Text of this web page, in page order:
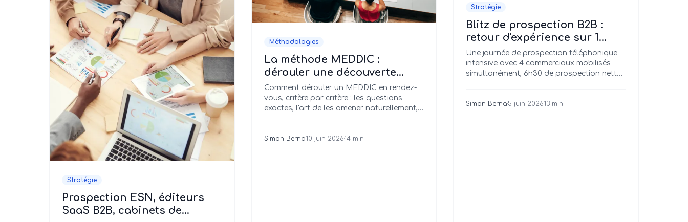
Stratégie
Prospection ESN, éditeurs
SaaS B2B, cabinets de
Méthodologies
La méthode MEDDIC :
dérouler une découverte
chirurgicale et qualifier des
deals qui closent vraiment
Comment dérouler un MEDDIC en rendez-
vous, critère par critère : les questions
exactes, l'art de les amener naturellement,
Simon Berna·10 juin 2026·14 min
Stratégie
Blitz de prospection B2B :
retour d'expérience sur 1
journée, 4 commerciaux
mobilisés
Une journée de prospection téléphonique
intensive avec 4 commerciaux mobilisés
simultanément, 6h30 de prospection nette,
Simon Berna·5 juin 2026·13 min